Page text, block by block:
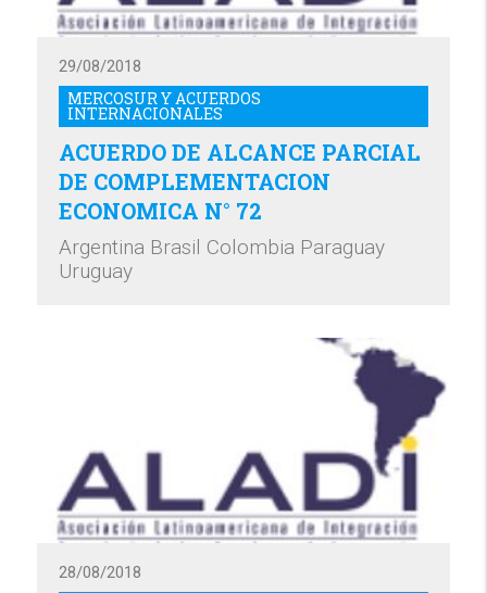
MERCOSUR Y ACUERDOS
INTERNACIONALES
29/08/2018
ACUERDO DE ALCANCE PARCIAL
DE COMPLEMENTACION
ECONOMICA N° 72
Argentina Brasil Colombia Paraguay
Uruguay
28/08/2018